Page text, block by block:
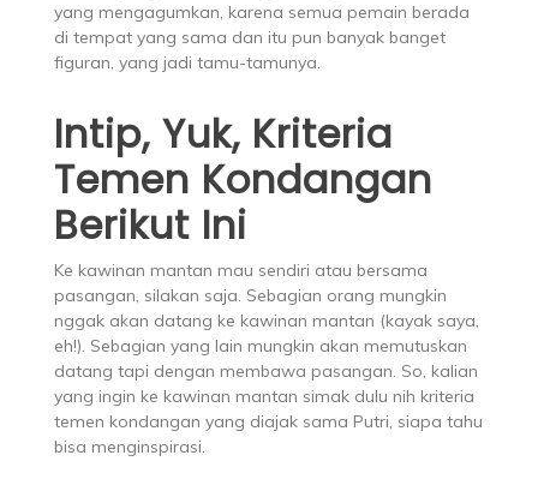
yang mengagumkan, karena semua pemain berada
di tempat yang sama dan itu pun banyak banget
figuran, yang jadi tamu-tamunya.
Intip, Yuk, Kriteria
Temen Kondangan
Berikut Ini
Ke kawinan mantan mau sendiri atau bersama
pasangan, silakan saja. Sebagian orang mungkin
nggak akan datang ke kawinan mantan (kayak saya,
eh!). Sebagian yang lain mungkin akan memutuskan
datang tapi dengan membawa pasangan. So, kalian
yang ingin ke kawinan mantan simak dulu nih kriteria
temen kondangan yang diajak sama Putri, siapa tahu
bisa menginspirasi.